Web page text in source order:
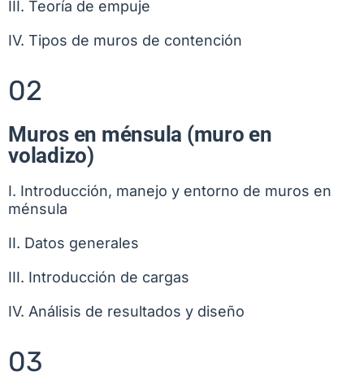
III. Teoría de empuje
IV. Tipos de muros de contención
02
Muros en ménsula (muro en
voladizo)
I. Introducción, manejo y entorno de muros en
ménsula
II. Datos generales
III. Introducción de cargas
IV. Análisis de resultados y diseño
03